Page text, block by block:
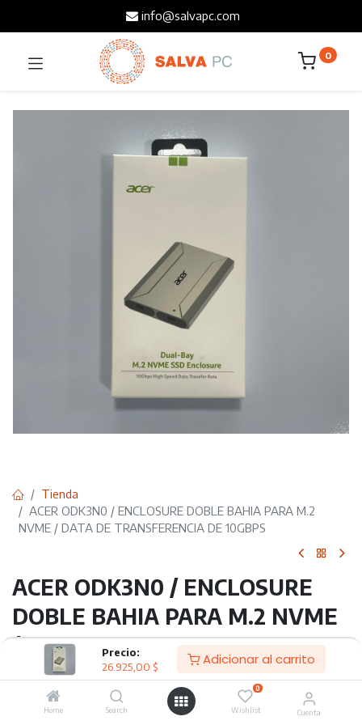
Precio:
26.925,00 $ Adicionar al carrito
Home Search
0
Wishlist Cuenta
info@salvapc.com
0
Tienda
ACER ODK3N0 / ENCLOSURE DOBLE BAHIA PARA M.2
NVME / DATA DE TRANSFERENCIA DE 10GBPS
ACER ODK3N0 / ENCLOSURE
DOBLE BAHIA PARA M.2 NVME
/ DATA DE TRANSFERENCIA DE
10GBPS
Acer ODK3N0 – Enclosure doble bahía M.2 NVMe (10 Gbps)